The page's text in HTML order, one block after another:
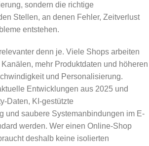
sondern die richtige
Stellen, an denen Fehler, Zeitverlust
entstehen.
denn je. Viele Shops arbeiten
mehr Produktdaten und höheren
und Personalisierung.
Entwicklungen aus 2025 und
Daten, KI-gestützte
und saubere Systemanbindungen im E-
werden. Wer einen Online-Shop
deshalb keine isolierten